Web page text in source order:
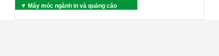
▼ Máy móc ngành in và quảng cáo